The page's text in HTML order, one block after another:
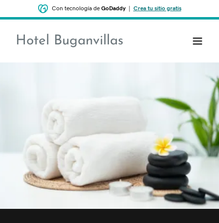
Con tecnología de GoDaddy| Crea tu sitio gratis
Hotel Buganvillas